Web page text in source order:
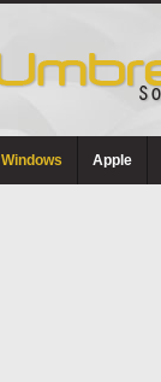
Windows Apple